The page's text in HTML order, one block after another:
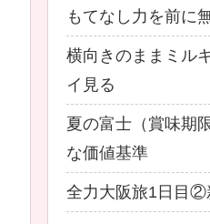
もてなし力を前に
横向きのままミル
イ見る
夏の富士（賞味期
な価値基準
全力大阪旅1日目②